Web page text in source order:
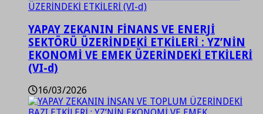
YAPAY ZEKANIN FİNANS VE ENERJİ
SEKTÖRÜ ÜZERİNDEKİ ETKİLERİ : YZ’NİN
EKONOMİ VE EMEK ÜZERİNDEKİ ETKİLERİ
(VI-d)
16/03/2026